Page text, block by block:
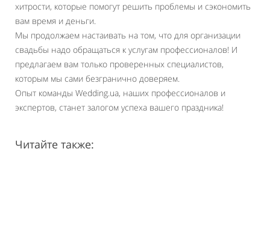
хитрости, которые помогут решить проблемы и сэкономить
вам время и деньги.
Мы продолжаем настаивать на том, что для организации
свадьбы надо обращаться к услугам профессионалов! И
предлагаем вам только проверенных специалистов,
которым мы сами безгранично доверяем.
Опыт команды Wedding.ua, наших профессионалов и
экспертов, станет залогом успеха вашего праздника!
Читайте также: